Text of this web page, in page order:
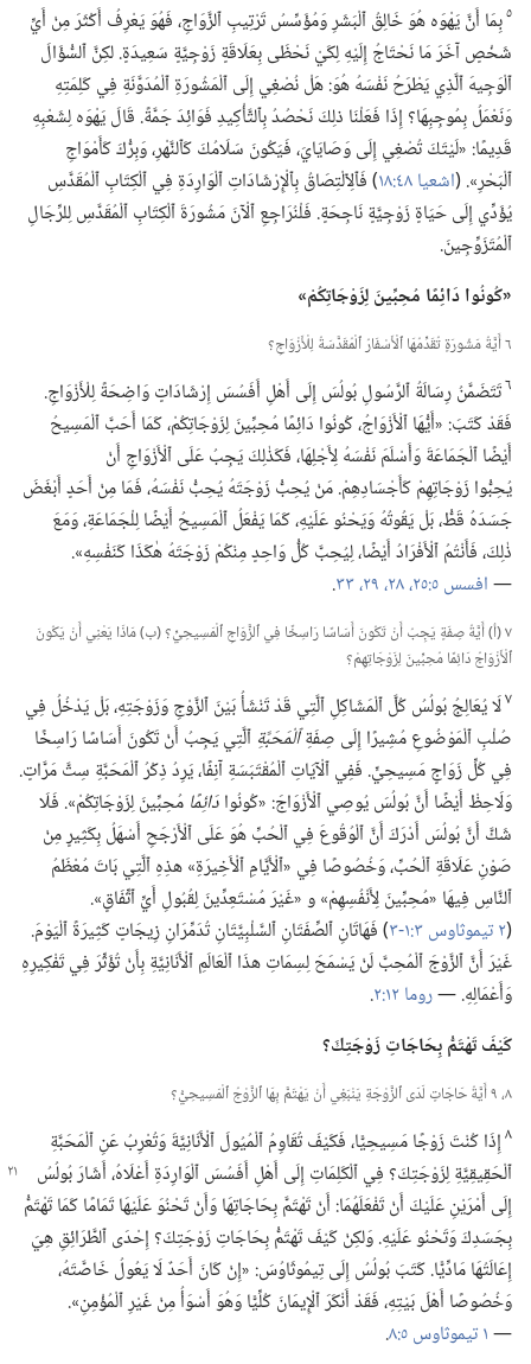
٥بِمَا أَنَّ يَهْوَه هُوَ خَالِقُ ٱلْبَشَرِ وَمُؤَسِّسُ تَرْتِيبِ ٱلزَّوَاجِ،‏ فَهُوَ يَعْرِفُ أَكْثَرَ مِنْ أَيِّ
شَخْصٍ آخَرَ مَا نَحْتَاجُ إِلَيْهِ لِكَيْ نَحْظَى بِعَلَاقَةٍ زَوْجِيَّةٍ سَعِيدَةٍ.‏ لكِنَّ ٱلسُّؤَالَ
ٱلْوَجِيهَ ٱلَّذِي يَطْرَحُ نَفْسَهُ هُوَ:‏ هَلْ نُصْغِي إِلَى ٱلْمَشُورَةِ ٱلْمُدَوَّنَةِ فِي كَلِمَتِهِ
وَنَعْمَلُ بِمُوجِبِهَا؟‏ إِذَا فَعَلْنَا ذلِكَ نَحْصُدُ بِٱلتَّأْكِيدِ فَوَائِدَ جَمَّةً.‏ قَالَ يَهْوَه لِشَعْبِهِ
قَدِيمًا:‏ «لَيْتَكَ تُصْغِي إِلَى وَصَايَايَ،‏ فَيَكُونَ سَلَامُكَ كَٱلنَّهْرِ،‏ وَبِرُّكَ كَأَمْوَاجِ
ٱلْبَحْرِ».‏ (‏اشعيا ٤٨:‏١٨
‏)‏ فَٱلِٱلْتِصَاقُ بِٱلْإِرْشَادَاتِ ٱلْوَارِدَةِ فِي ٱلْكِتَابِ ٱلْمُقَدَّسِ
يُؤَدِّي إِلَى حَيَاةٍ زَوْجِيَّةٍ نَاجِحَةٍ.‏ فَلْنُرَاجِعِ ٱلْآنَ مَشُورَةَ ٱلْكِتَابِ ٱلْمُقَدَّسِ لِلرِّجَالِ
ٱلْمُتَزَوِّجِينَ.‏
‏«كُونُوا دَائِمًا مُحِبِّينَ لِزَوْجَاتِكُمْ»‏
٦ أَيَّةُ مَشُورَةٍ تُقَدِّمُهَا ٱلْأَسْفَارُ ٱلْمُقَدَّسَةُ لِلْأَزْوَاجِ؟‏
٦تَتَضَمَّنُ رِسَالَةُ ٱلرَّسُولِ بُولُسَ إِلَى أَهْلِ أَفَسُسَ إِرْشَادَاتٍ وَاضِحَةً لِلْأَزْوَاجِ.‏
فَقَدْ كَتَبَ:‏ «أَيُّهَا ٱلْأَزْوَاجُ،‏ كُونُوا دَائِمًا مُحِبِّينَ لِزَوْجَاتِكُمْ،‏ كَمَا أَحَبَّ ٱلْمَسِيحُ
أَيْضًا ٱلْجَمَاعَةَ وَأَسْلَمَ نَفْسَهُ لِأَجْلِهَا،‏ فَكَذٰلِكَ يَجِبُ عَلَى ٱلْأَزْوَاجِ أَنْ
يُحِبُّوا زَوْجَاتِهِمْ كَأَجْسَادِهِمْ.‏ مَنْ يُحِبُّ زَوْجَتَهُ يُحِبُّ نَفْسَهُ،‏ فَمَا مِنْ أَحَدٍ أَبْغَضَ
جَسَدَهُ قَطُّ،‏ بَلْ يَقُوتُهُ وَيَحْنُو عَلَيْهِ،‏ كَمَا يَفْعَلُ ٱلْمَسِيحُ أَيْضًا لِلْجَمَاعَةِ،‏ وَمَعَ
ذٰلِكَ،‏ فَأَنْتُمُ ٱلْأَفْرَادُ أَيْضًا،‏ لِيُحِبَّ كُلُّ وَاحِدٍ مِنْكُمْ زَوْجَتَهُ هٰكَذَا كَنَفْسِهِ».‏
—‏افسس ٥:‏٢٥،‏ ‏.‏
٧ (‏أ)‏ أَيَّةُ صِفَةٍ يَجِبُ أَنْ تَكُونَ أَسَاسًا رَاسِخًا فِي ٱلزَّوَاجِ ٱلْمَسِيحِيِّ؟‏ (‏ب)‏ مَاذَا يَعْنِي أَنْ يَكُونَ
ٱلْأَزْوَاجُ دَائِمًا مُحِبِّينَ لِزَوْجَاتِهِمْ؟‏
٧لَا يُعَالِجُ بُولُسُ كُلَّ ٱلْمَشَاكِلِ ٱلَّتِي قَدْ تَنْشَأُ بَيْنَ ٱلزَّوْجِ وَزَوْجَتِهِ،‏ بَلْ يَدْخُلُ فِي
صُلْبِ ٱلْمَوْضُوعِ مُشِيرًا إِلَى صِفَةِٱلْمَحَبَّةِ ٱلَّتِي يَجِبُ أَنْ تَكُونَ أَسَاسًا رَاسِخًا
فِي كُلِّ زَوَاجٍ مَسِيحِيٍّ.‏ فَفِي ٱلْآيَاتِ ٱلْمُقْتَبَسَةِ آنِفًا،‏ يَرِدُ ذِكْرُ ٱلْمَحَبَّةِ سِتَّ مَرَّاتٍ.‏
وَلَاحِظْ أَيْضًا أَنَّ بُولُسَ يُوصِي ٱلْأَزْوَاجَ:‏ «كُونُوادَائِمًا مُحِبِّينَ لِزَوْجَاتِكُمْ».‏ فَلَا
شَكَّ أَنَّ بُولُسَ أَدْرَكَ أَنَّ ٱلْوُقُوعَ فِي ٱلْحُبِّ هُوَ عَلَى ٱلْأَرْجَحِ أَسْهَلُ بِكَثِيرٍ مِنْ
صَوْنِ عَلَاقَةِ ٱلْحُبِّ،‏ وَخُصُوصًا فِي «ٱلْأَيَّامِ ٱلْأَخِيرَةِ» هذِهِ ٱلَّتِي بَاتَ مُعْظَمُ
ٱلنَّاسِ فِيهَا «مُحِبِّينَ لِأَنْفُسِهِمْ» و «غَيْرَ مُسْتَعِدِّينَ لِقُبُولِ أَيِّ ٱتِّفَاقٍ».‏
(‏٢ تيموثاوس ٣:‏١-‏٣
‏)‏ فَهَاتَانِ ٱلصِّفَتَانِ ٱلسَّلْبِيَّتَانِ تُدَمِّرَانِ زِيجَاتٍ كَثِيرَةً ٱلْيَوْمَ.‏
غَيْرَ أَنَّ ٱلزَّوْجَ ٱلْمُحِبَّ لَنْ يَسْمَحَ لِسِمَاتِ هذَا ٱلْعَالَمِ ٱلْأَنَانِيَّةِ بِأَنْ تُؤَثِّرَ فِي تَفْكِيرِهِ
وَأَعْمَالِهِ.‏ —‏روما ١٢:‏٢
‏.‏
كَيْفَ تَهْتَمُّ بِحَاجَاتِ زَوْجَتِكَ؟‏
٨،‏ ٩ أَيَّةُ حَاجَاتٍ لَدَى ٱلزَّوْجَةِ يَنْبَغِي أَنْ يَهْتَمَّ بِهَا ٱلزَّوْجُ ٱلْمَسِيحِيُّ؟‏
٨إِذَا كُنْتَ زَوْجًا مَسِيحِيًّا،‏ فَكَيْفَ تُقَاوِمُ ٱلْمُيُولَ ٱلْأَنَانِيَّةَ وَتُعْرِبُ عَنِ ٱلْمَحَبَّةِ
ٱلْحَقِيقِيَّةِ لِزَوْجَتِكَ؟‏ فِي ٱلْكَلِمَاتِ إِلَى أَهْلِ أَفَسُسَ ٱلْوَارِدَةِ أَعْلَاهُ،‏ أَشَارَ بُولُسُ
إِلَى أَمْرَيْنِ عَلَيْكَ أَنْ تَفْعَلَهُمَا:‏ أَنْ تَهْتَمَّ بِحَاجَاتِهَا وَأَنْ تَحْنُوَ عَلَيْهَا تَمَامًا كَمَا تَهْتَمُّ
بِجَسَدِكَ وَتَحْنُو عَلَيْهِ.‏ وَلكِنْ كَيْفَ تَهْتَمُّ بِحَاجَاتِ زَوْجَتِكَ؟‏ إِحْدَى ٱلطَّرَائِقِ هِيَ
إِعَالَتُهَا مَادِّيًّا.‏ كَتَبَ بُولُسُ إِلَى تِيمُوثَاوُسَ:‏ «إِنْ كَانَ أَحَدٌ لَا يَعُولُ خَاصَّتَهُ،‏
وَخُصُوصًا أَهْلَ بَيْتِهِ،‏ فَقَدْ أَنْكَرَ ٱلْإِيمَانَ كُلِّيًّا وَهُوَ أَسْوَأُ مِنْ غَيْرِ ٱلْمُؤْمِنِ».‏
—‏١ تيموثاوس ٥:‏٨ ‏.‏